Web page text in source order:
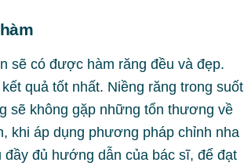
sẽ có được hàm răng đều và đẹp.
quả tốt nhất. Niềng răng trong suốt
sẽ không gặp những tổn thương về
khi áp dụng phương pháp chỉnh nha
đủ hướng dẫn của bác sĩ, để đạt